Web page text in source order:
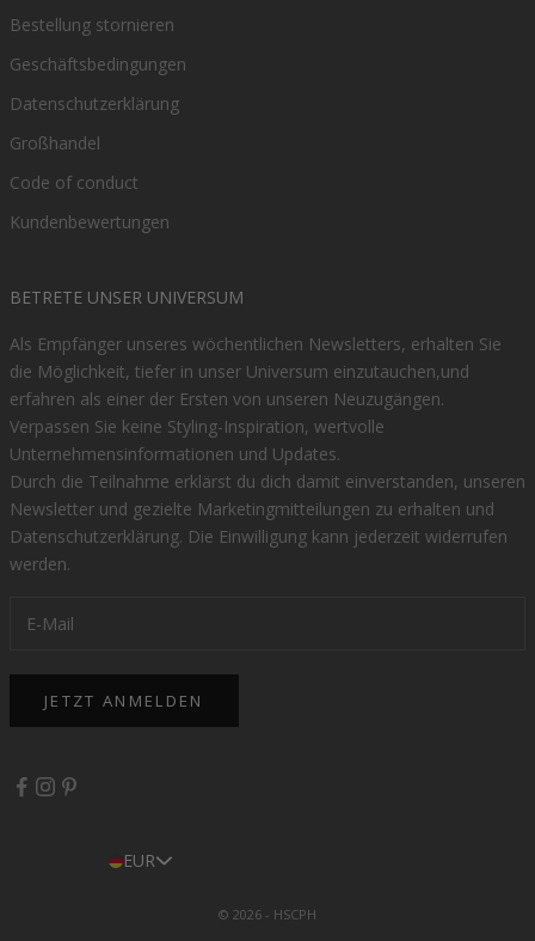
Bestellung stornieren
Geschäftsbedingungen
Datenschutzerklärung
Großhandel
Code of conduct
Kundenbewertungen
BETRETE UNSER UNIVERSUM
Als Empfänger unseres wöchentlichen Newsletters, erhalten Sie
die Möglichkeit, tiefer in unser Universum einzutauchen,und
erfahren als einer der Ersten von unseren Neuzugängen.
Verpassen Sie keine Styling-Inspiration, wertvolle
Unternehmensinformationen und Updates.
Durch die Teilnahme erklärst du dich damit einverstanden, unseren
Newsletter und gezielte Marketingmitteilungen zu erhalten und
Datenschutzerklärung. Die Einwilligung kann jederzeit widerrufen
werden.
JETZT ANMELDEN
EUR
© 2026 - HSCPH